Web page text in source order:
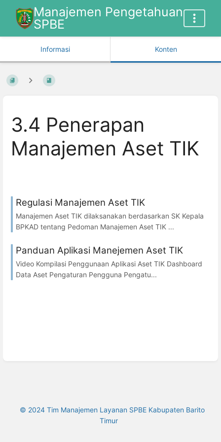
Manajemen Pengetahuan
SPBE
Informasi Konten
3.4 Penerapan
Manajemen Aset TIK
Regulasi Manajemen Aset TIK
Manajemen Aset TIK dilaksanakan berdasarkan SK Kepala
BPKAD tentang Pedoman Manajemen Aset TIK ...
Panduan Aplikasi Manejemen Aset TIK
Video Kompilasi Penggunaan Aplikasi Aset TIK Dashboard
Data Aset Pengaturan Pengguna Pengatu...
© 2024 Tim Manajemen Layanan SPBE Kabupaten Barito
Timur